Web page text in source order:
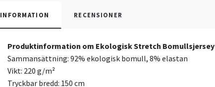
INFORMATION RECENSIONER
Produktinformation om Ekologisk Stretch Bomullsjersey
Sammansättning: 92% ekologisk bomull, 8% elastan
Vikt: 220 g/m²
Tryckbar bredd: 150 cm